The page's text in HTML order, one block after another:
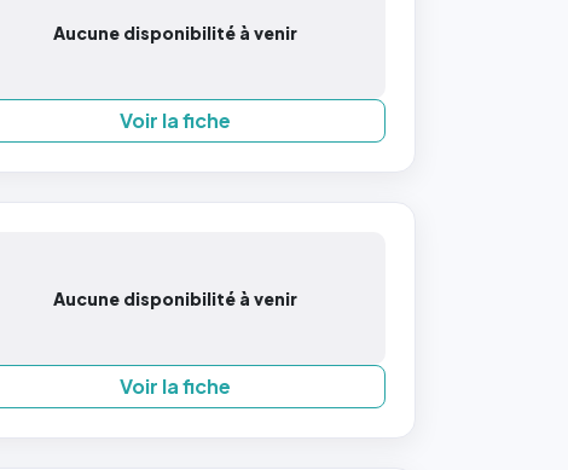
Aucune disponibilité à venir
Voir la fiche
Aucune disponibilité à venir
Voir la fiche